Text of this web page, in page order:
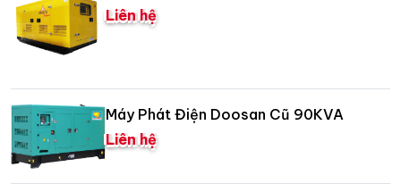
Liên hệ
Máy Phát Điện Doosan Cũ 90KVA
Liên hệ